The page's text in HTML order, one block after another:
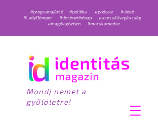
#programajánló #politika #podcast
#videó
#LadyDömper
#történetihónap
#szexuálisegészség
#magdiagőzben
#macskamedve
Mondj nemet a
gyűlöletre!